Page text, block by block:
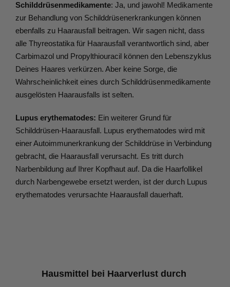
Schilddrüsenmedikamente: Ja, und jawohl! Medikamente
zur Behandlung von Schilddrüsenerkrankungen können
ebenfalls zu Haarausfall beitragen. Wir sagen nicht, dass
alle Thyreostatika für Haarausfall verantwortlich sind, aber
Carbimazol und Propylthiouracil können den Lebenszyklus
Deines Haares verkürzen. Aber keine Sorge, die
Wahrscheinlichkeit eines durch Schilddrüsenmedikamente
ausgelösten Haarausfalls ist selten.
Lupus erythematodes: Ein weiterer Grund für
Schilddrüsen-Haarausfall. Lupus erythematodes wird mit
einer Autoimmunerkrankung der Schilddrüse in Verbindung
gebracht, die Haarausfall verursacht. Es tritt durch
Narbenbildung auf Ihrer Kopfhaut auf. Da die Haarfollikel
durch Narbengewebe ersetzt werden, ist der durch Lupus
erythematodes verursachte Haarausfall dauerhaft.
Hausmittel bei Haarverlust durch